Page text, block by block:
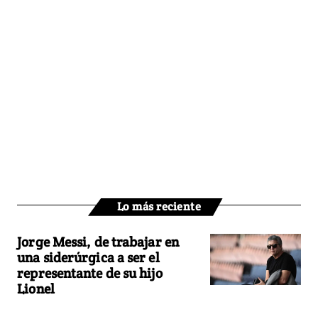
Lo más reciente
Jorge Messi, de trabajar en
una siderúrgica a ser el
representante de su hijo
Lionel